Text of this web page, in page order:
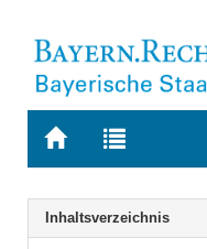
Zur
BAYERN.RECHT
Zur
letzten
Suche
Navigation
Inhaltsverzeichnis